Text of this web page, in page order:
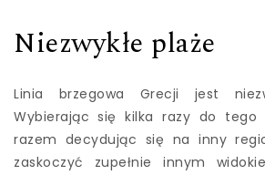
Niezwykłe plaże
Linia brzegowa Grecji jest
Wybierając się kilka razy do tego
razem decydując się na inny
zaskoczyć zupełnie innym